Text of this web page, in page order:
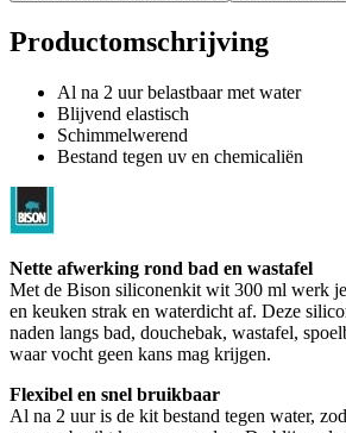
Productomschrijving
Al na 2 uur belastbaar met water
Blijvend elastisch
Schimmelwerend
Bestand tegen uv en chemicaliën
Nette afwerking rond bad en wastafel
Met de Bison siliconenkit wit 300 ml werk
en keuken strak en waterdicht af. Deze
naden langs bad, douchebak, wastafel,
waar vocht geen kans mag krijgen.
Flexibel en snel bruikbaar
Al na 2 uur is de kit bestand tegen water,